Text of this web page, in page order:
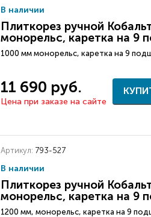
В наличии
Плиткорез ручной
монорельс, каретка на 9
1000 мм монорельс, каретка на 9
11 690 руб.
Цена при заказе на сайте
Артикул: 793-527
В наличии
Плиткорез ручной
монорельс, каретка на 9
1200 мм, монорельс, каретка на 9